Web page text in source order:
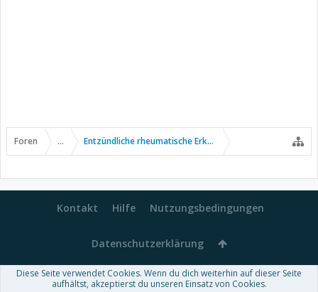
Foren ... Entzündliche rheumatische Erkrankungen
Kontakt Hilfe Nutzungsbedingungen
Datenschutzerklärung
Forum software by XenForo™-Deutsch von xenDach
Diese Seite verwendet Cookies. Wenn du dich weiterhin auf dieser Seite
aufhältst, akzeptierst du unseren Einsatz von Cookies.